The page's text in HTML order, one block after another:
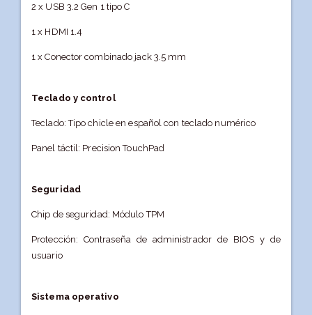
2 x USB 3.2 Gen 1 tipo C
1 x HDMI 1.4
1 x Conector combinado jack 3.5 mm
Teclado y control
Teclado: Tipo chicle en español con teclado numérico
Panel táctil: Precision TouchPad
Seguridad
Chip de seguridad: Módulo TPM
Protección: Contraseña de administrador de BIOS y de
usuario
Sistema operativo